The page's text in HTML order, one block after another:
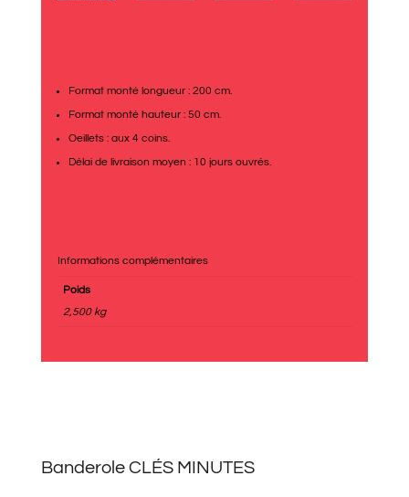
Format monté longueur : 200 cm.
Format monté hauteur : 50 cm.
Oeillets : aux 4 coins.
Délai de livraison moyen : 10 jours ouvrés.
Informations complémentaires
Poids
2,500 kg
Banderole CLÉS MINUTES